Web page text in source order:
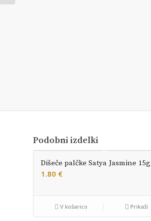
Podobni izdelki
Dišeče palčke Satya Jasmine 15g
1.80 €
V košarico Prikaži